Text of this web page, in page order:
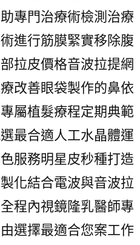
專門治療術檢測治療
進行筋膜緊實移除腹
拉皮價格音波拉提網
改善眼袋製作的鼻依
屬植髮療程定期典範
最合適人工水晶體運
服務明星皮秒種打造
化結合電波與音波拉
程內視鏡隆乳醫師專
選擇最適合您案工作